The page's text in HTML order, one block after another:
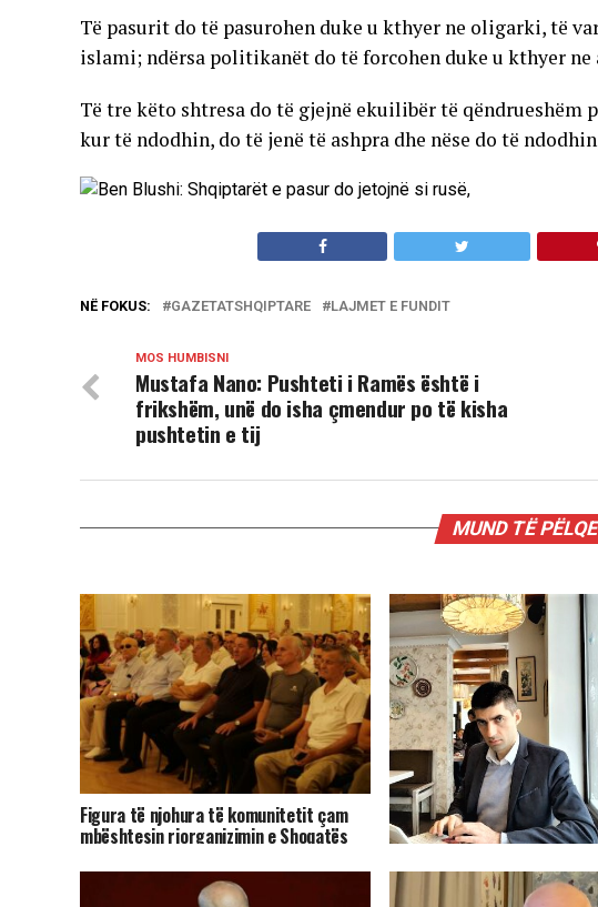
Të pasurit do të pasurohen duke u kthyer ne oligarki, të
islami; ndërsa politikanët do të forcohen duke u kthyer ne
Të tre këto shtresa do të gjejnë ekuilibër të qëndrueshëm
kur të ndodhin, do të jenë të ashpra dhe nëse do të
NË FOKUS: GAZETATSHQIPTARE LAJMET E FUNDIT
MOS HUMBISNI
Mustafa Nano: Pushteti i Ramës është i
frikshëm, unë do isha çmendur po të kisha
pushtetin e tij
MUND TË
Figura të njohura të komunitetit çam
mbështesin riorganizimin e Shoqatës
Pasarelë-protesta: shto ujë